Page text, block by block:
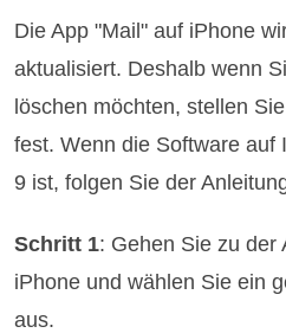
Die App "Mail" auf iPhone
aktualisiert. Deshalb wenn
löschen möchten, stellen
fest. Wenn die Software auf
9 ist, folgen Sie der
Schritt 1: Gehen Sie zu der
iPhone und wählen Sie ein
aus.